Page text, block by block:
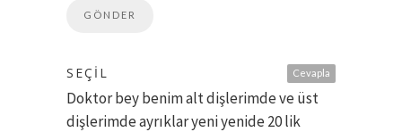
Cevapla
SEÇIL
Doktor bey benim alt dişlerimde ve üst
dişlerimde ayrıklar yeni yenide 20 lik